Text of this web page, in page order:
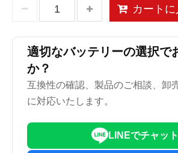
カート
適切なバッテリーの選択で
か？
互換性の確認、製品のご相談、卸
に対応いたします。
LINEでチャット